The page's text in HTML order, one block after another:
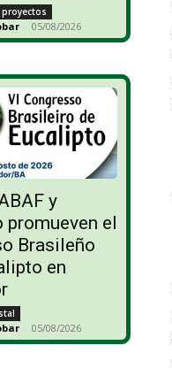
- 05/08/2026
y
promueven el
Brasileño
en
- 05/08/2026